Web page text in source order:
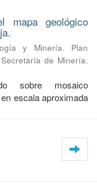
mapa geológico
y Minería. Plan
de Minería.
sobre mosaico
escala aproximada